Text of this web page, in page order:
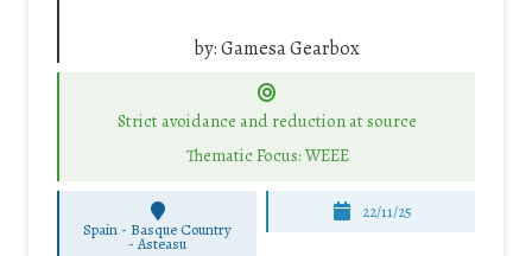
by:Gamesa Gearbox
Strict avoidance and reduction at source
Thematic Focus: WEEE
Spain - Basque Country
-Asteasu
22/11/25